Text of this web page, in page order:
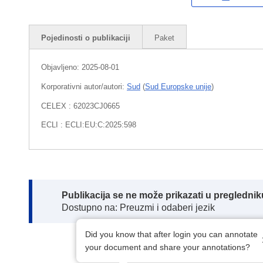
Pojedinosti o publikaciji Paket
Objavljeno: 2025-08-01
Korporativni autor/autori: Sud (Sud Europske unije)
CELEX : 62023CJ0665
ECLI : ECLI:EU:C:2025:598
Note:
Publikacija se ne može prikazati u
Dostupno na: Preuzmi i odaberi jezik
Did you know that after login you can annotate
your document and share your annotations?